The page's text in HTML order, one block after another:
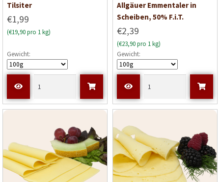
Tilsiter
€1,99
(€19,90 pro 1 kg)
Gewicht:
Allgäuer Emmentaler in
Scheiben, 50% F.i.T.
€2,39
(€23,90 pro 1 kg)
Gewicht: